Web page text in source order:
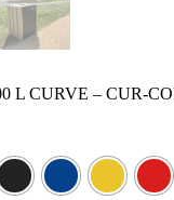
L CURVE – CUR-